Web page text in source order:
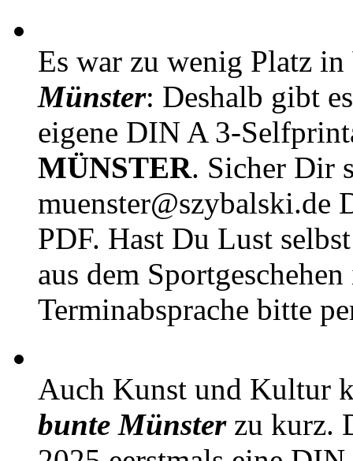
Es war zu wenig Platz in
Münster: Deshalb gibt
eigene DIN A 3-
MÜNSTER. Sicher Dir
muenster@szybalski.de
PDF. Hast Du Lust
aus dem
Terminabsprache bitte
Auch Kunst und Kultur
bunte Münsterzu kurz.